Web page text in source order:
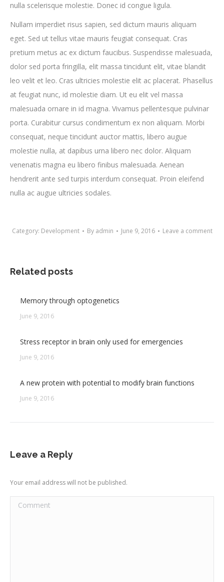
nulla scelerisque molestie. Donec id congue ligula.
Nullam imperdiet risus sapien, sed dictum mauris aliquam
eget. Sed ut tellus vitae mauris feugiat consequat. Cras
pretium metus ac ex dictum faucibus. Suspendisse malesuada,
dolor sed porta fringilla, elit massa tincidunt elit, vitae blandit
leo velit et leo. Cras ultricies molestie elit ac placerat. Phasellus
at feugiat nunc, id molestie diam. Ut eu elit vel massa
malesuada ornare in id magna. Vivamus pellentesque pulvinar
porta. Curabitur cursus condimentum ex non aliquam. Morbi
consequat, neque tincidunt auctor mattis, libero augue
molestie nulla, at dapibus urna libero nec dolor. Aliquam
venenatis magna eu libero finibus malesuada. Aenean
hendrerit ante sed turpis interdum consequat. Proin eleifend
nulla ac augue ultricies sodales.
Category: Development By admin June 9, 2016 Leave a comment
Related posts
Memory through optogenetics
June 9, 2016
Stress receptor in brain only used for emergencies
June 9, 2016
A new protein with potential to modify brain functions
June 9, 2016
Leave a Reply
Your email address will not be published.
Comment